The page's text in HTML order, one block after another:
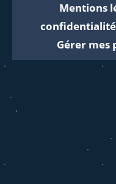
Mentions
confidentialité
Gérer mes